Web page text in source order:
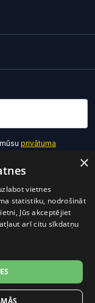
privātuma
×
vietnes
statistiku, nodrošināt
Jūs akceptējiet
arī citu sīkdatņu